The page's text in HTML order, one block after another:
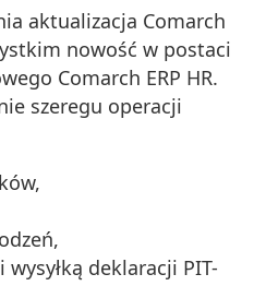
aktualizacja Comarch
nowość w postaci
Comarch ERP HR.
szeregu operacji
deklaracji PIT-